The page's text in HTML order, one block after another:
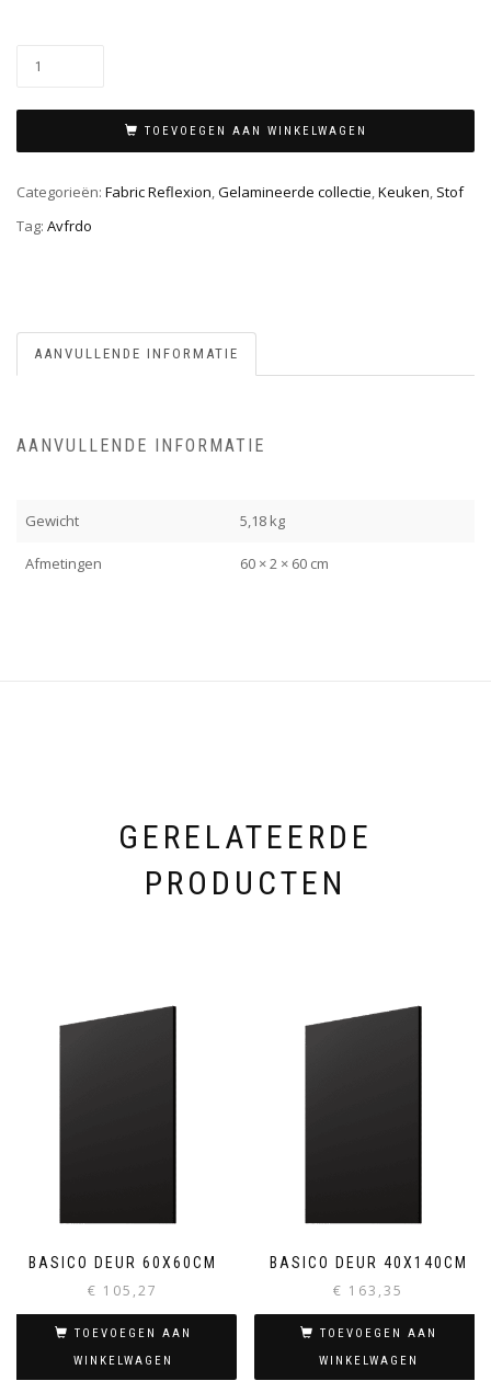
TOEVOEGEN AAN WINKELWAGEN
Categorieën: Fabric Reflexion,Gelamineerde collectie,Keuken, Stof
Tag: Avfrdo
AANVULLENDE INFORMATIE
AANVULLENDE INFORMATIE
Gewicht 5,18 kg
Afmetingen 60 × 2 × 60 cm
GERELATEERDE
PRODUCTEN
BASICO DEUR 60X60CM
€ 105,27
TOEVOEGEN AAN
WINKELWAGEN
BASICO DEUR 40X140CM
€ 163,35
TOEVOEGEN AAN
WINKELWAGEN